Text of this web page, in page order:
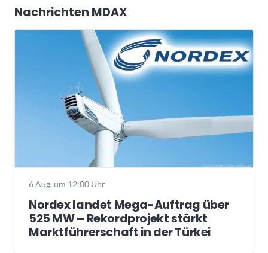
Nachrichten MDAX
6 Aug. um 12:00 Uhr
Nordex landet Mega-Auftrag über
525 MW – Rekordprojekt stärkt
Marktführerschaft in der Türkei